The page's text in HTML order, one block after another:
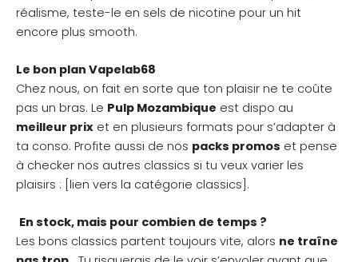
réalisme, teste-le en sels de nicotine pour un hit
encore plus smooth.
Le bon plan Vapelab68
Chez nous, on fait en sorte que ton plaisir ne te coûte
pas un bras. Le Pulp Mozambique est dispo au
meilleur prix et en plusieurs formats pour s’adapter à
ta conso. Profite aussi de nos packs promos et pense
à checker nos autres classics si tu veux varier les
plaisirs : [lien vers la catégorie classics].
En stock, mais pour combien de temps ?
Les bons classics partent toujours vite, alors ne traîne